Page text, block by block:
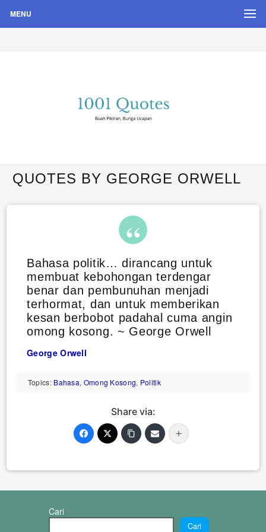
MENU
Quote Hari Puisi
QUOTES BY GEORGE ORWELL
Bahasa politik… dirancang untuk
membuat kebohongan terdengar
benar dan pembunuhan menjadi
terhormat, dan untuk memberikan
kesan berbobot padahal cuma angin
omong kosong. ~ George Orwell
George Orwell
Topics: Bahasa, Omong Kosong, Politik
Share via:
Cari
Cari